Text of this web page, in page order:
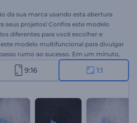
da sua marca usando esta abertura
seus projetos! Confira este modelo
diferentes para você escolher e
modelo multifuncional para divulgar
rumo ao sucesso. Em um minuto,
escolhe o estilo que gostar mais,
logotipo em poucos cliques. Perfeito
comerciais de TV, aberturas de
e muito mais. Dê uma chance
9:16 1:1